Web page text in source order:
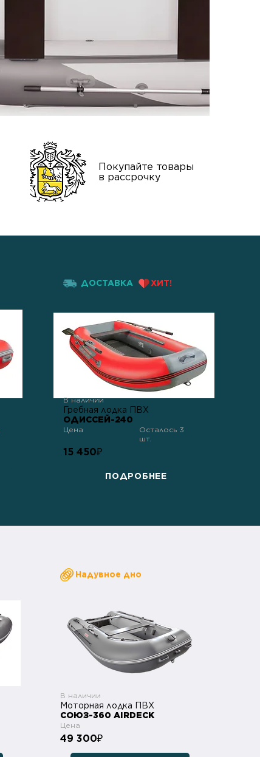
Покупайте товары
в рассрочку
ДОСТАВКА ХИТ!
В наличии
Гребная лодка ПВХ
ОДИССЕЙ-240
Цена
Осталось 3
шт.
15 450₽
ПОДРОБНЕЕ
Надувное дно
В наличии
Моторная лодка ПВХ
СОЮЗ-360 AIRDECK
Цена
49 300₽